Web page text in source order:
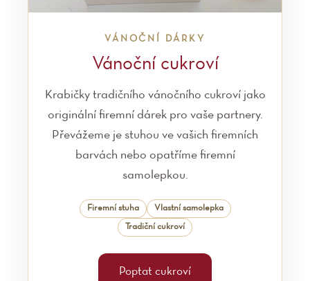
VÁNOČNÍ DÁRKY
Vánoční cukroví
Krabičky tradičního vánočního cukroví jako
originální firemní dárek pro vaše partnery.
Převážeme je stuhou ve vašich firemních
barvách nebo opatříme firemní
samolepkou.
Firemní stuha Vlastní samolepka
Tradiční cukroví
Poptat cukroví